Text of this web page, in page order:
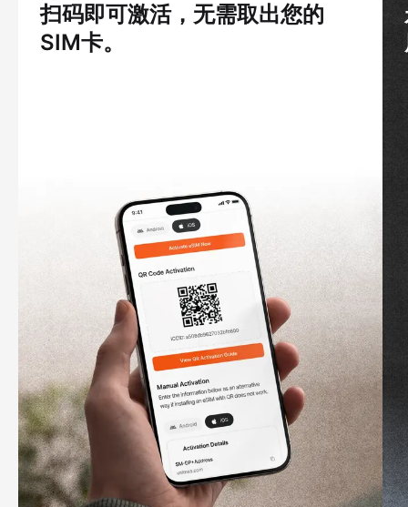
扫码即可激活，无需取出您的
SIM卡。